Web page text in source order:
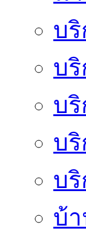
บ
บ
บ
บริ
บริ
บ้